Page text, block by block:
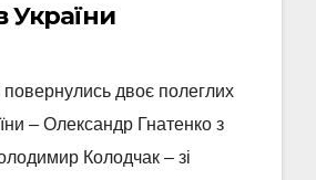
України
двоє полеглих
– Олександр Гнатенко з
Колодчак – зі